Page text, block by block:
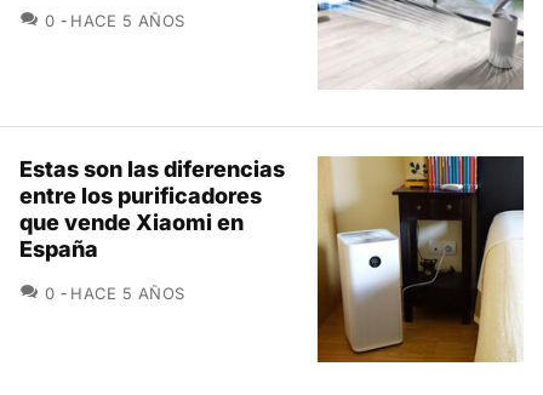
0 COMENTARIOS
HACE 5 AÑOS
Estas son las diferencias
entre los purificadores
que vende Xiaomi en
España
0 COMENTARIOS
HACE 5 AÑOS